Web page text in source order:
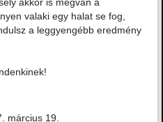
valaki egy halat se fog,
a leggyengébb eredmény
március 19.